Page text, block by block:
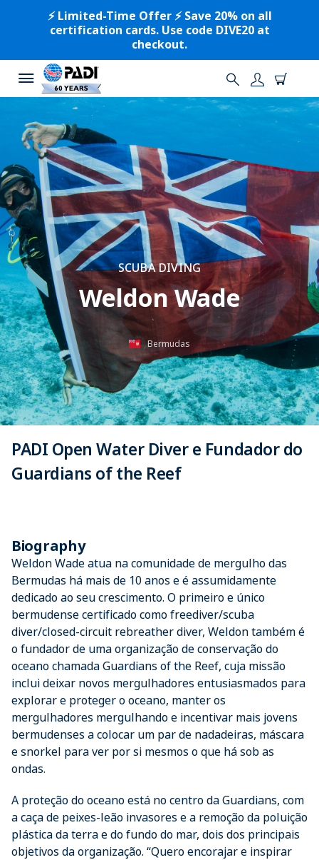
⚡️ Limited-Time Offer ⚡️ Save 20% on all
certification cards. Use code DIVE20 at
checkout.
SCUBA DIVING
Weldon Wade
Bermudas
PADI Open Water Diver e Fundador do
Guardians of the Reef
Biography
Weldon Wade atua na comunidade de mergulho das
Bermudas há mais de 10 anos e é assumidamente
dedicado ao seu crescimento. O primeiro e único
bermudense certificado como freediver/scuba
diver/closed-circuit rebreather diver, Weldon também é
o fundador de uma organização de conservação do
oceano chamada Guardians of the Reef, cuja missão
inclui deixar novos mergulhadores entusiasmados para
explorar e proteger o oceano, manter os
mergulhadores mergulhando e incentivar mais jovens
bermudenses a colocar um par de nadadeiras, máscara
e snorkel para ver por si mesmos o que há sob as
ondas.
A proteção do oceano está no centro da Guardians, com
a caça de peixes-leão invasores e a remoção da poluição
plástica da terra e do fundo do mar, dois dos principais
objetivos da organização. “Quero encorajar e inspirar